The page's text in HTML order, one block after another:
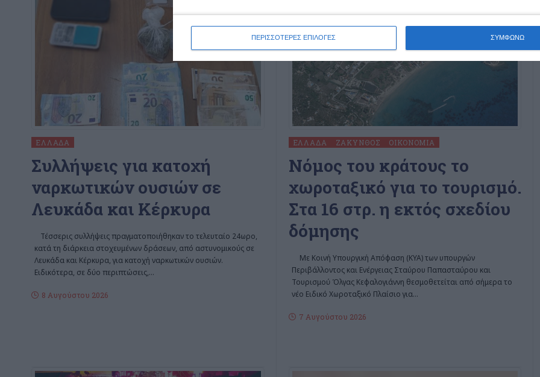
ΠΕΡΙΣΣΟΤΕΡΕΣ ΕΠΙΛΟΓΕΣ ΣΥΜΦΩΝΩ
ΕΛΛΆΔΑ
Συλλήψεις για κατοχή
ναρκωτικών ουσιών σε
Λευκάδα και Κέρκυρα
Τέσσερις συλλήψεις πραγματοποιήθηκαν το τελευταίο 24ωρο,
κατά τη διάρκεια στοχευμένων δράσεων, από αστυνομικούς σε
Λευκάδα και Κέρκυρα, για κατοχή ναρκωτικών ουσιών.
Ειδικότερα, σε δύο περιπτώσεις,…
8 Αυγούστου 2026
ΕΛΛΆΔΑ ΖΆΚΥΝΘΟΣ ΟΙΚΟΝΟΜΊΑ
Nόμος του κράτους το
χωροταξικό για το τουρισμό.
Στα 16 στρ. η εκτός σχεδίου
δόμησης
Με Κοινή Υπουργική Απόφαση (ΚΥΑ) των υπουργών
Περιβάλλοντος και Ενέργειας Σταύρου Παπασταύρου και
Τουρισμού Όλγας Κεφαλογιάννη θεσμοθετείται από σήμερα το
νέο Ειδικό Χωροταξικό Πλαίσιο για…
7 Αυγούστου 2026